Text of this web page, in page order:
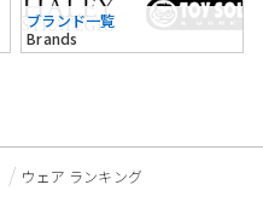
ブランド一覧
Brands
ウェア ランキング